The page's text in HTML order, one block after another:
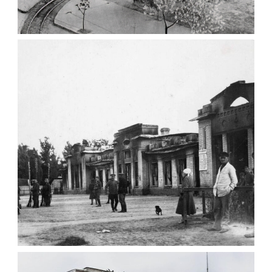
ЦЕНТРАЛЬНІ ВУЛИЦІ ЖИТОМИРА 1963
ЗАЛІЗНИЧНИЙ ВОКЗАЛ В ЖИТОМИРІ 1920
Фото Житомира періоду
від 1917 року до початку